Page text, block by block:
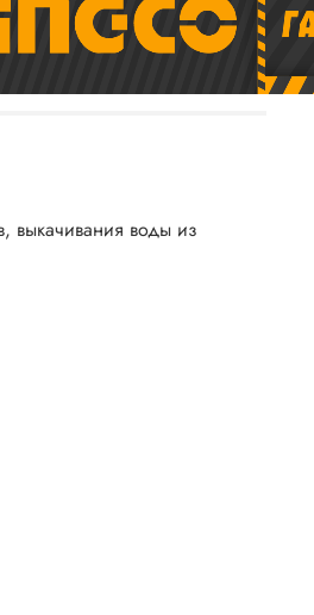
выкачивания воды из